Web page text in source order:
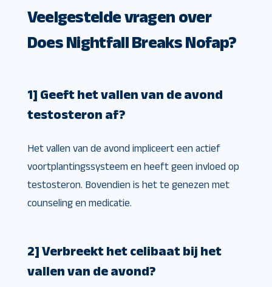
Veelgestelde vragen over
Does Nightfall Breaks Nofap?
1] Geeft het vallen van de avond
testosteron af?
Het vallen van de avond impliceert een actief
voortplantingssysteem en heeft geen invloed op
testosteron. Bovendien is het te genezen met
counseling en medicatie.
2] Verbreekt het celibaat bij het
vallen van de avond?